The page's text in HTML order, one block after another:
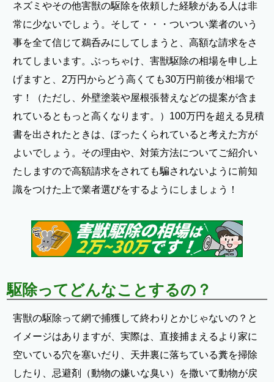
ネズミやその他害獣の駆除を依頼した経験がある人は非
常に少ないでしょう。そして・・・ついつい業者のいう
事を全て信じて鵜呑みにしてしまうと、高額な請求をさ
れてしまいます。ぶっちゃけ、害獣駆除の相場を申し上
げますと、2万円からどう高くても30万円前後が相場で
す！（ただし、外壁塗装や屋根張替えなどの提案が含ま
れているともっと高くなります。）100万円を超える見積
書を出されたときは、ぼったくられていると考えた方が
よいでしょう。その理由や、対策方法についてご紹介い
たしますので高額請求をされても騙されないように前知
識をつけた上で業者選びをするようにしましょう！
駆除ってどんなことするの？
害獣の駆除って網で捕獲して終わりとかじゃないの？と
イメージはありますが、実際は、直接捕まえるより家に
空いている穴を塞いだり、天井裏に落ちている糞を掃除
したり、忌避剤（動物の嫌いな臭い）を撒いて動物が戻